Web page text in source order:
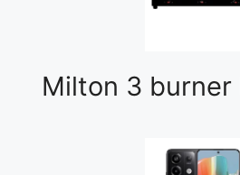
Milton 3 burner